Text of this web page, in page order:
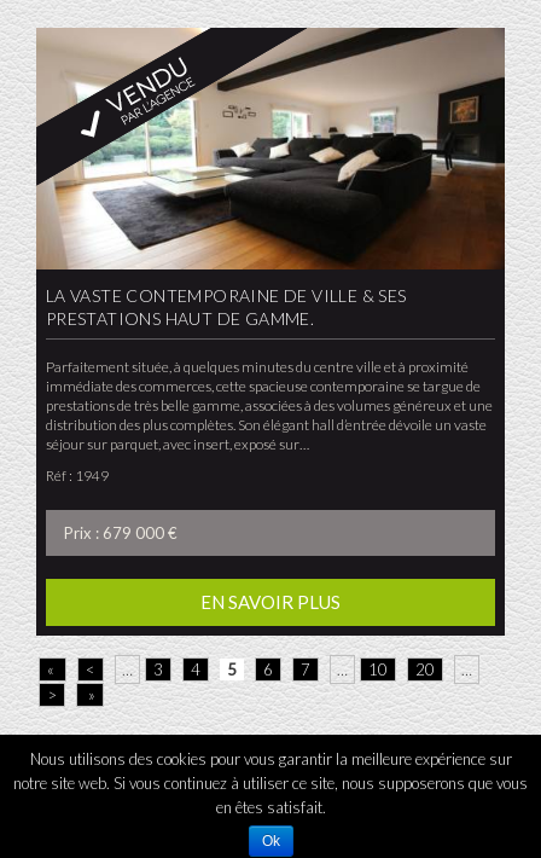
LA VASTE CONTEMPORAINE DE VILLE & SES
PRESTATIONS HAUT DE GAMME.
Parfaitement située, à quelques minutes du centre ville et à proximité
immédiate des commerces, cette spacieuse contemporaine se targue de
prestations de très belle gamme, associées à des volumes généreux et une
distribution des plus complètes. Son élégant hall d’entrée dévoile un vaste
séjour sur parquet, avec insert, exposé sur…
Réf : 1949
Prix : 679 000 €
EN SAVOIR PLUS
« < … 3 4 5 6 7 … 10 20
…
>
»
L'Agence tous droits réservés 2026 - Mentions légales - Contact
Nous utilisons des cookies pour vous garantir la meilleure expérience sur
notre site web. Si vous continuez à utiliser ce site, nous supposerons que vous
en êtes satisfait.
Ok